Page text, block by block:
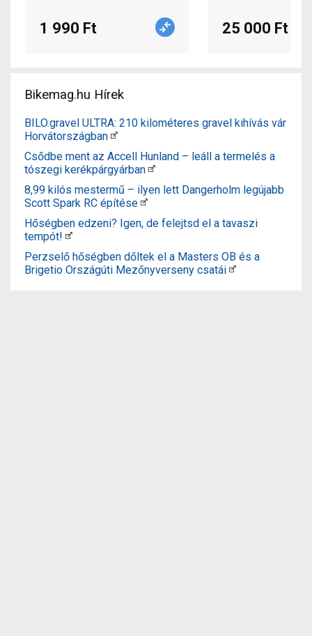
1 990 Ft 25 000 Ft
Bikemag.hu Hírek
BILO.gravel ULTRA: 210 kilométeres gravel kihívás vár
Horvátországban
Csődbe ment az Accell Hunland – leáll a termelés a
tószegi kerékpárgyárban
8,99 kilós mestermű – ilyen lett Dangerholm legújabb
Scott Spark RC építése
Hőségben edzeni? Igen, de felejtsd el a tavaszi
tempót!
Perzselő hőségben dőltek el a Masters OB és a
Brigetio Országúti Mezőnyverseny csatái